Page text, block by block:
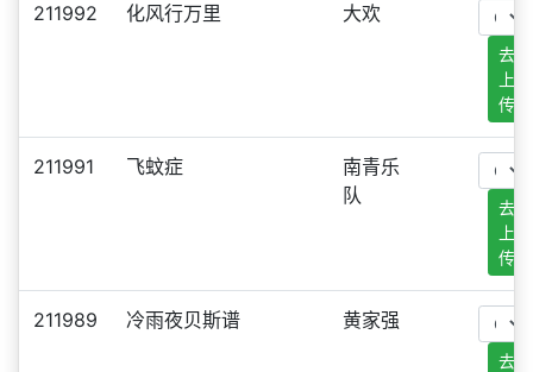
211992 化风行万里 大欢
去
上
传
211991 飞蚊症
南青乐
队
去
上
传
211989 冷雨夜贝斯谱 黄家强
去